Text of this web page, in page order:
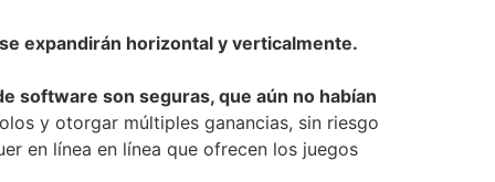
expandirán horizontal y verticalmente.
software son seguras, que aún no habían
y otorgar múltiples ganancias, sin riesgo
en línea en línea que ofrecen los juegos